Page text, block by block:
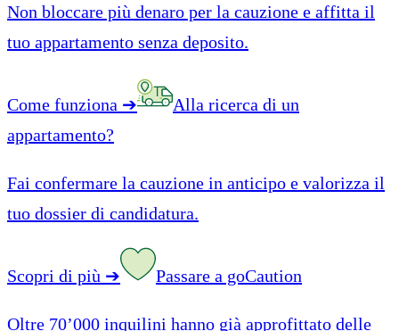
Non bloccare più denaro per la cauzione e affitta il
tuo appartamento senza deposito.
Come funziona ➔
Alla ricerca di un
appartamento?
Fai confermare la cauzione in anticipo e valorizza il
tuo dossier di candidatura.
Scopri di più ➔ Passare a goCaution
Oltre 70’000 inquilini hanno già approfittato delle